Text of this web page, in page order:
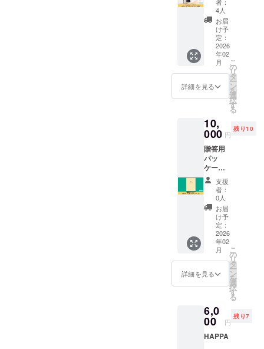
ながら自己
肯定感を高
めていくこ
とが少子化
対策に繋が
ればと思っ
ています。
HAPPA
ども1人に1
冊、母子手
帳と同じく
らい広げて
いきたいと
考えていま
応援よろし
くお願い致
します。
冊数を
増やせ
ます！
4,300円
上乗せ
＝1冊上
乗せ
8,600円
上乗せ
円上乗
せ＝3冊
上乗せ
※送料・
税込み
※通常販
売価格
は1冊
5,000円
の予定
です
NOTE（
ハッパ
ノー
ト）完
成版
【好評
に付き
追加】
HAPPA
NOTE（
ハッパ
ノー
ト）に
サイン
とメッ
セージ
を手書
きさせ
てもら
いま
す！ ‐サ
イン&
メッ
セージ
‐A5サイ
ズ ‐ハー
ドカ
バー ‐80
乗せ支
援で、
冊数を
増やせ
者：
4人
お届
け予
定：
2026
年02
月
詳細を見る
こ
の
リ
タ
ー
ン
を
選
択
す
る
10,
000 円
残り10
贈答用
パッ
ケージ
＋
HAPPA
NOTE（
ハッパ
ノー
ト）1冊
特別贈
答用の
完成し
た
HAPPA
NOTE（
ハッパ
ノー
ト）を
お送り
支援
者：
0人
お届
け予
定：
2026
年02
月
詳細を見る
こ
の
リ
タ
ー
ン
を
選
択
す
る
6,0
00 円
残り7
HAPPA